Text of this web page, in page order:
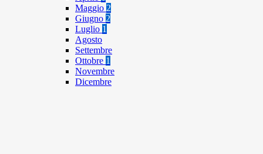
Maggio 2
Giugno 2
Luglio 1
Agosto
Settembre
Ottobre 1
Novembre
Dicembre